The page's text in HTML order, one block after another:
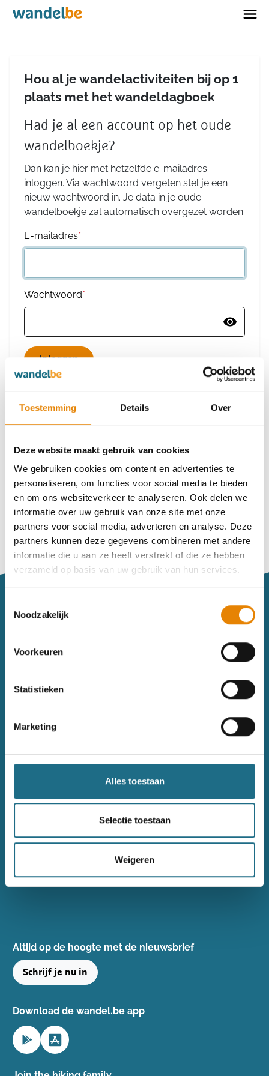
Toestemming Details Over
Deze website maakt gebruik van cookies
We gebruiken cookies om content en advertenties te
personaliseren, om functies voor social media te bieden
en om ons websiteverkeer te analyseren. Ook delen we
informatie over uw gebruik van onze site met onze
partners voor social media, adverteren en analyse. Deze
partners kunnen deze gegevens combineren met andere
informatie die u aan ze heeft verstrekt of die ze hebben
verzameld op basis van uw gebruik van hun services.
Noodzakelijk
Voorkeuren
Statistieken
Marketing
Alles toestaan
Selectie toestaan
Weigeren
Home
Hou al je wandelactiviteiten bij op 1
plaats met het wandeldagboek
Had je al een account op het oude
wandelboekje?
Dan kan je hier met hetzelfde e-mailadres
inloggen. Via wachtwoord vergeten stel je een
nieuw wachtwoord in. Je data in je oude
wandelboekje zal automatisch overgezet worden.
E-mailadres*
Wachtwoord*
Heb je nog geen account?
Maak dan een nieuw account aan
Maak een nieuw account aan
Vind je je weg niet goed in het wandeldagboek?
Raadpleeg dan hier de handleiding.
Wandelinspiratie
Gezondheid
+32(0)50 40 51 40
info@wandelsport.be
BE 0643 481 073
Altijd op de hoogte ​met de nieuwsbrief
Schrijf je nu in
Download de wandel.be app